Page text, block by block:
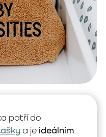
patří do
a je ideálním